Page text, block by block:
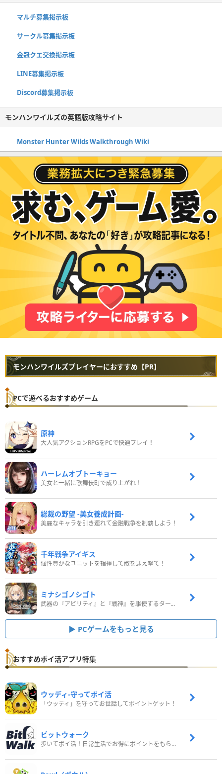
マルチ募集掲示板
サークル募集掲示板
金冠クエ交換掲示板
LINE募集掲示板
Discord募集掲示板
モンハンワイルズの英語版攻略サイト
Monster Hunter Wilds Walkthrough Wiki
モンハンワイルズプレイヤーにおすすめ【PR】
PCで遊べるおすすめゲーム
原神
大人気アクションRPGをPCで快適プレイ！
ハーレムオブトーキョー
美女と一緒に歌舞伎町で成り上がれ！
総裁の野望 -美女養成計画-
美麗なキャラを引き連れて金融戦争を制覇しよう！
千年戦争アイギス
個性豊かなユニットを指揮して敵を迎え撃て！
ミナシゴノシゴト
武器の『アビリティ』と『戦神』を駆使するターン制コマンドバトルRPG！
PCゲームをもっと見る
おすすめポイ活アプリ特集
ウッディ‐守ってポイ活
「ウッディ」を守ってお世話してポイントゲット！
ビットウォーク
歩いてポイ活！日常生活でお得にポイントをもらおう